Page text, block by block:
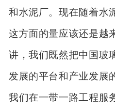
和水泥厂。现在随着水
这方面的量应该还是越
讲，我们既然把中国玻
发展的平台和产业发展
我们在一带一路工程服